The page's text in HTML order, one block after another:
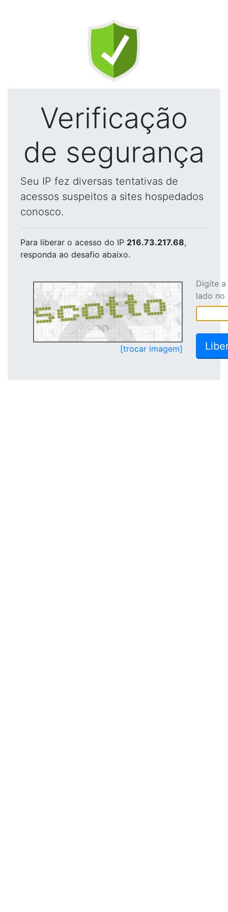
Verificação
de segurança
Seu IP fez diversas tentativas de
acessos suspeitos a sites hospedados
conosco.
Para liberar o acesso do IP 216.73.217.68,
responda ao desafio abaixo.
[trocar imagem]
Digite
lado no